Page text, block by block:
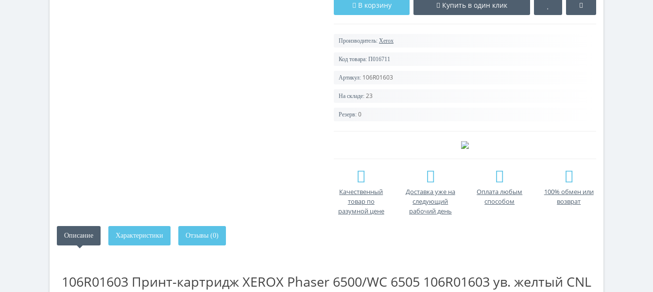
В корзину Купить в один клик
Производитель: Xerox
Код товара: П016711
Артикул: 106R01603
На складе: 23
Резерв: 0
Качественный
товар по
разумной цене
Доставка уже на
следующий
рабочий день
Оплата любым
способом
100% обмен или
возврат
Описание Характеристики Отзывы (0)
106R01603 Принт-картридж XEROX Phaser 6500/WC 6505 106R01603 ув. желтый CNL